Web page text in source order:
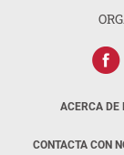
ACERCA DE
CONTACTA CON